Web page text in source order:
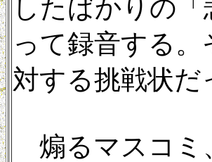
したばかりの
って録音する
対する挑戦状
煽るマスコミ